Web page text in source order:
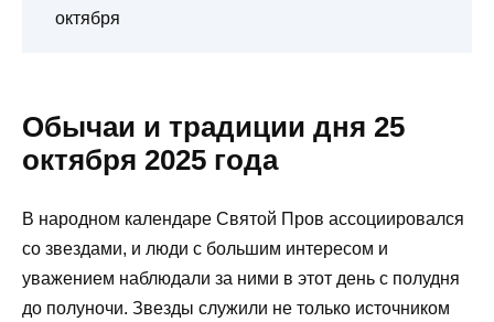
октября
Обычаи и традиции дня 25
октября 2025 года
В народном календаре Святой Пров ассоциировался
со звездами, и люди с большим интересом и
уважением наблюдали за ними в этот день с полудня
до полуночи. Звезды служили не только источником